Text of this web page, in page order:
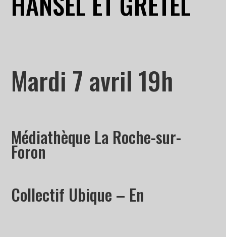
Mardi 7 avril 19h
Médiathèque La Roche-sur-
Foron
Collectif Ubique – En